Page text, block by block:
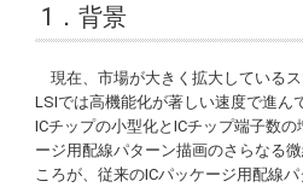
1．背景
現在、市場が大きく拡大している
LSIでは高機能化が著しい速度で進ん
ICチップの小型化とICチップ端子数
ージ用配線パターン描画のさらなる
ころが、従来のICパッケージ用配線